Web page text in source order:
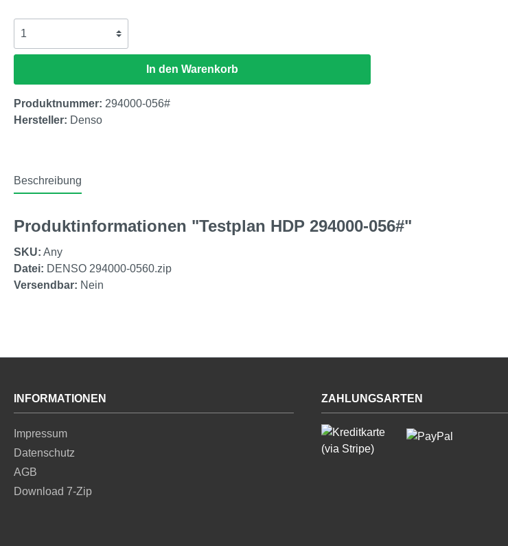
In den Warenkorb
Produktnummer: 294000-056#
Hersteller: Denso
Beschreibung
Produktinformationen "Testplan HDP 294000-056#"
SKU: Any
Datei: DENSO 294000-0560.zip
Versendbar: Nein
INFORMATIONEN
Impressum
Datenschutz
AGB
Download 7-Zip
ZAHLUNGSARTEN